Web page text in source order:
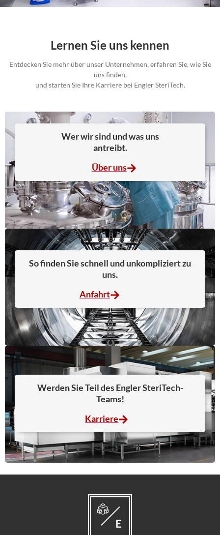
Lernen Sie uns kennen
Entdecken Sie mehr über unser Unternehmen, erfahren Sie, wie Sie
uns finden,
und starten Sie Ihre Karriere bei Engler SteriTech.
Wer wir sind und was uns
antreibt.
Über uns
So finden Sie schnell und unkompliziert zu
uns.
Anfahrt
Werden Sie Teil des Engler SteriTech-
Teams!
Karriere